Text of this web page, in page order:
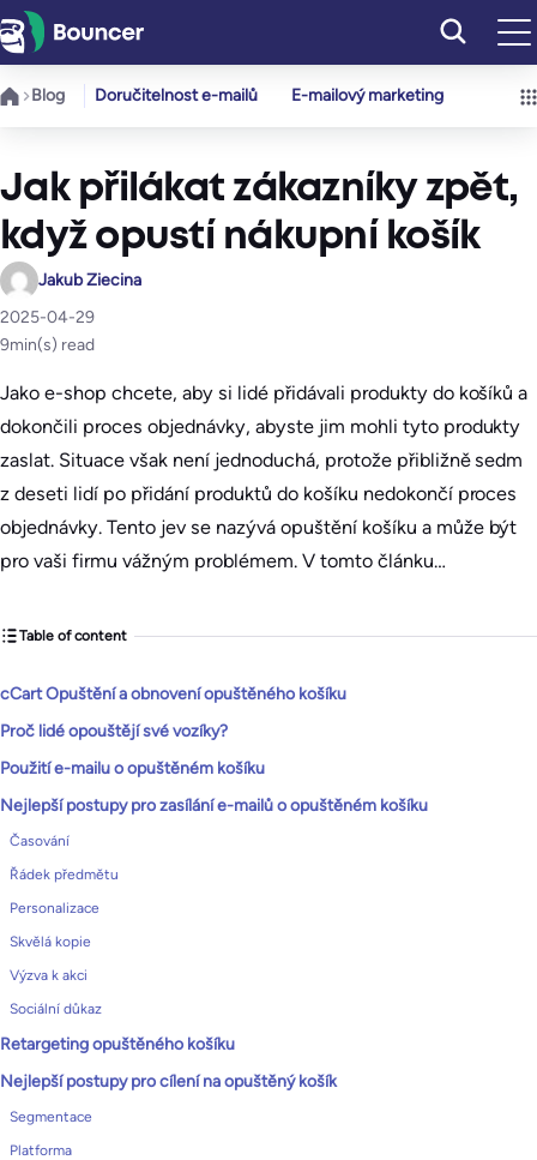
Přeskočit
na
obsah
Blog Doručitelnost e-mailů E-mailový marketing
Jak přilákat zákazníky zpět,
když opustí nákupní košík
Jakub Ziecina
2025-04-29
9min(s) read
Jako e-shop chcete, aby si lidé přidávali produkty do košíků a
dokončili proces objednávky, abyste jim mohli tyto produkty
zaslat. Situace však není jednoduchá, protože přibližně sedm
z deseti lidí po přidání produktů do košíku nedokončí proces
objednávky. Tento jev se nazývá opuštění košíku a může být
pro vaši firmu vážným problémem. V tomto článku…
Table of content
cCart Opuštění a obnovení opuštěného košíku
Proč lidé opouštějí své vozíky?
Použití e-mailu o opuštěném košíku
Nejlepší postupy pro zasílání e-mailů o opuštěném košíku
Časování
Řádek předmětu
Personalizace
Skvělá kopie
Výzva k akci
Sociální důkaz
Retargeting opuštěného košíku
Nejlepší postupy pro cílení na opuštěný košík
Segmentace
Platforma